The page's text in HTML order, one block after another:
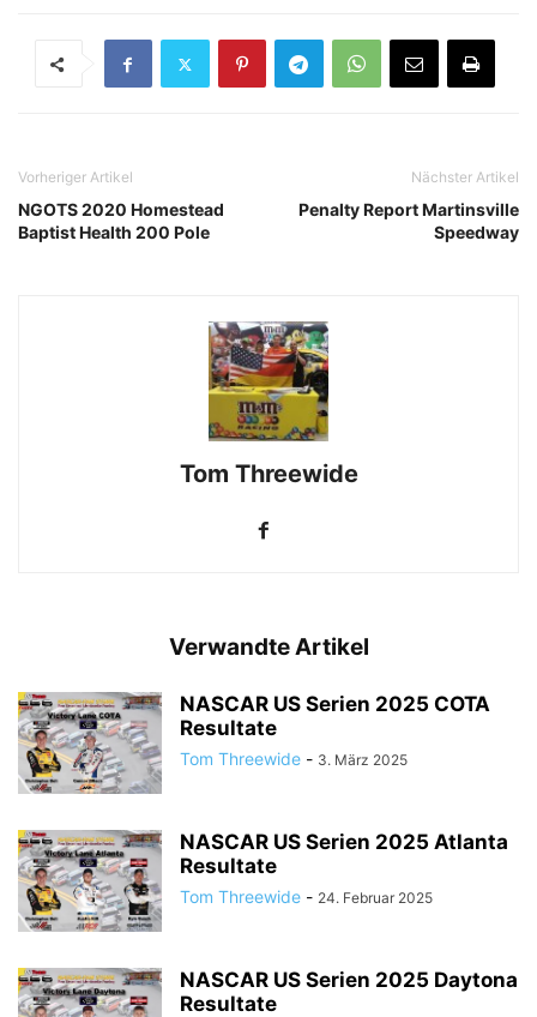
Vorheriger Artikel
NGOTS 2020 Homestead
Baptist Health 200 Pole
Nächster Artikel
Penalty Report Martinsville
Speedway
Tom Threewide
Verwandte Artikel
NASCAR US Serien 2025 COTA
Resultate
Tom Threewide - 3. März 2025
NASCAR US Serien 2025 Atlanta
Resultate
Tom Threewide - 24. Februar 2025
NASCAR US Serien 2025 Daytona
Resultate